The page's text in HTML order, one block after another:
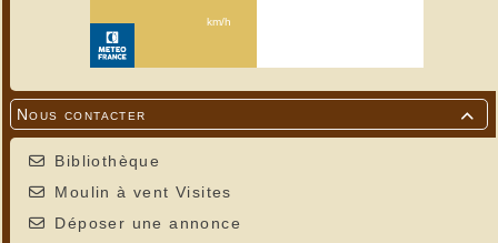

Nous contacter
Bibliothèque
Moulin à vent Visites
Déposer une annonce